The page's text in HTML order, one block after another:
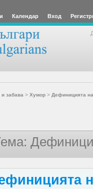
Календар Вход
забава > Хумор> Дефиницията